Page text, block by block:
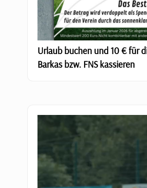
Urlaub buchen und 10 € für
Barkas bzw. FNS kassieren